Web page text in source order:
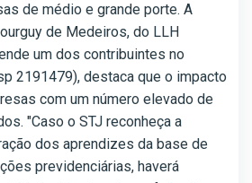
de médio e grande porte. A
de Medeiros, do LLH
um dos contribuintes no
2191479), destaca que o impacto
com um número elevado de
"Caso o STJ reconheça a
dos aprendizes da base de
previdenciárias, haverá